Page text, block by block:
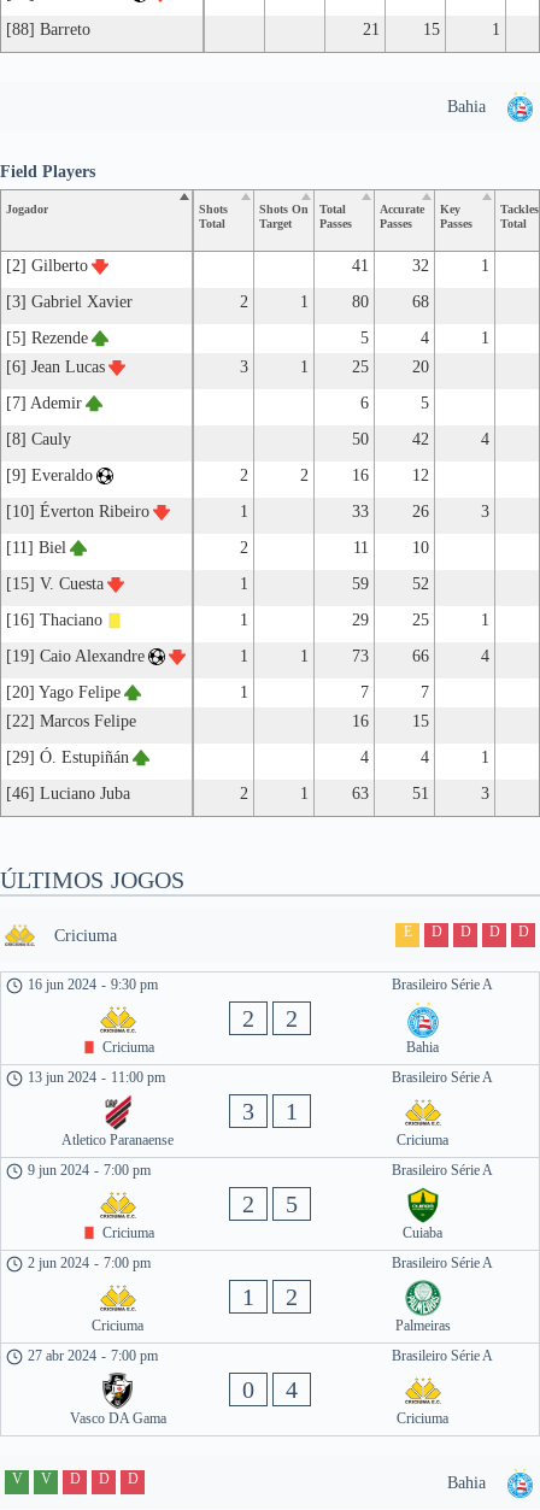
[88] Barreto
21 15 1
Bahia
Jogador
Shots
Total
Shots On
Target
Total
Passes
Accurate
Passes
Key
Passes
Tackles
Total
[2] Gilberto 41 32
1
[3] Gabriel Xavier
2 1 80
68
[5] Rezende
5 4
1
[6] Jean Lucas
3 1 25
20
[7] Ademir
6
5
[8] Cauly
50 42
4
[9] Everaldo
2 2 16
12
[10] Éverton Ribeiro
1 33 26
3
[11] Biel
2 11
10
[15] V. Cuesta
1 59
52
[16] Thaciano
1 29 25
1
[19] Caio Alexandre
1 1 73 66
4
[20] Yago Felipe
1 7
7
[22] Marcos Felipe
16
15
[29] Ó. Estupiñán
4 4
1
[46] Luciano Juba
2 1 63 51 3
Field Players
ÚLTIMOS JOGOS
Criciuma E D D D D
Brasileiro Série A
16 jun 2024 - 9:30 pm
Criciuma
2 2
Bahia
Brasileiro Série A
13 jun 2024 - 11:00 pm
Atletico Paranaense
3 1
Criciuma
Brasileiro Série A
9 jun 2024 - 7:00 pm
Criciuma
2 5
Cuiaba
Brasileiro Série A
2 jun 2024 - 7:00 pm
Criciuma
1 2
Palmeiras
Brasileiro Série A
27 abr 2024 - 7:00 pm
Vasco DA Gama
0 4
Criciuma
Bahia
V V D D D